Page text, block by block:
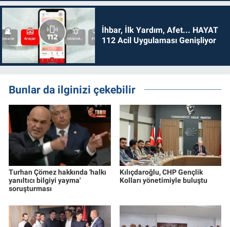
İhbar, İlk Yardım, Afet... HAYAT
112 Acil Uygulaması Genişliyor
Bunlar da ilginizi çekebilir
Turhan Çömez hakkında 'halkı
yanıltıcı bilgiyi yayma'
soruşturması
Kılıçdaroğlu, CHP Gençlik
Kolları yönetimiyle buluştu